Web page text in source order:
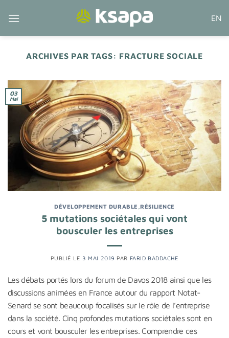
EN
ARCHIVES PAR TAGS: FRACTURE SOCIALE
03
Mai
DÉVELOPPEMENT DURABLE ,RÉSILIENCE
5 mutations sociétales qui vont
bousculer les entreprises
PUBLIÉ LE 3 MAI 2019 PAR FARID BADDACHE
Les débats portés lors du forum de Davos 2018 ainsi que les
discussions animées en France autour du rapport Notat-
Senard se sont beaucoup focalisés sur le rôle de l’entreprise
dans la société. Cinq profondes mutations sociétales sont en
cours et vont bousculer les entreprises. Comprendre ces